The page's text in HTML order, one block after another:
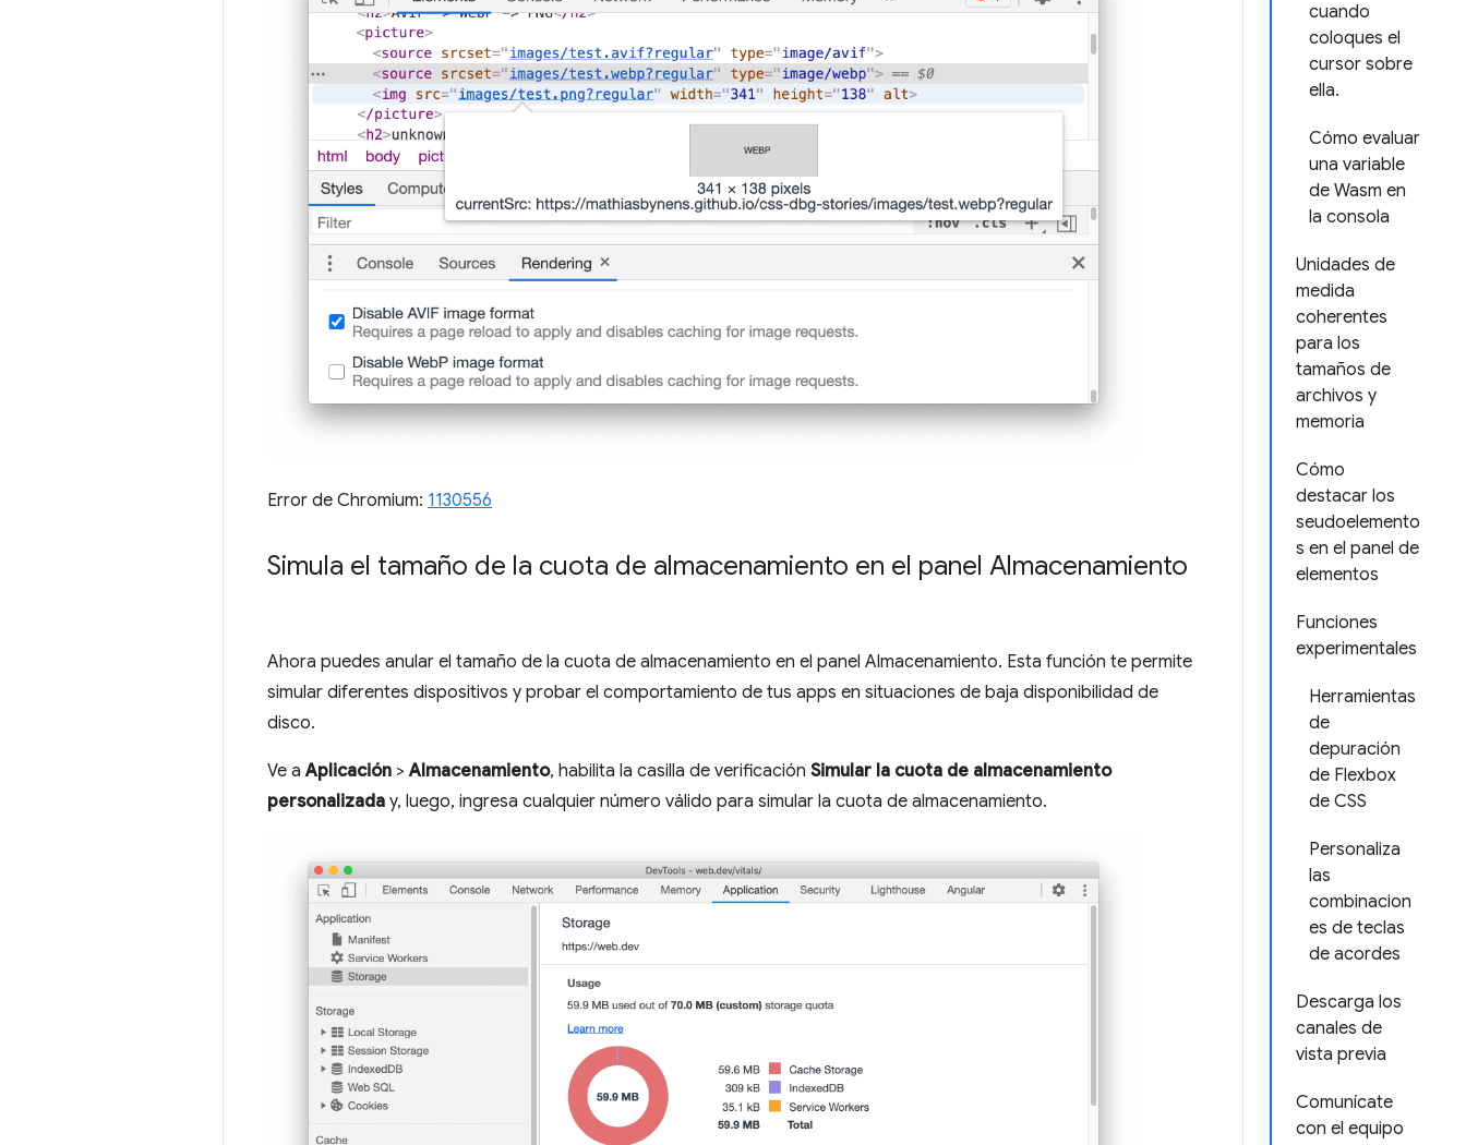
cuando
coloques el
cursor sobre
ella.
Cómo evaluar
una variable
de Wasm en
la consola
Unidades de
medida
coherentes
para los
tamaños de
archivos y
memoria
Cómo
destacar los
seudoelemento
s en el panel de
elementos
Funciones
experimentales
Herramientas
de
depuración
de Flexbox
de CSS
Personaliza
las
combinacion
es de teclas
de acordes
Descarga los
canales de
vista previa
Comunícate
con el equipo
Error de Chromium: 1130556
Simula el tamaño de la cuota de almacenamiento en el panel Almacenamiento
Ahora puedes anular el tamaño de la cuota de almacenamiento en el panel Almacenamiento. Esta función te permite
simular diferentes dispositivos y probar el comportamiento de tus apps en situaciones de baja disponibilidad de
disco.
Ve aAplicación >Almacenamiento, habilita la casilla de verificación Simular la cuota de almacenamiento
personalizada y, luego, ingresa cualquier número válido para simular la cuota de almacenamiento.